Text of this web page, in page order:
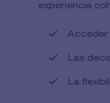
experiencia
Acceder
Las
La